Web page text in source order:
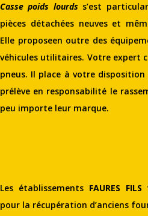
Casse poids lourdss’est
pièces détachées neuves et
Elle proposeen outre des
véhicules utilitaires. Votre expert
pneus. Il place à votre
prélève en responsabilité le
peu importe leur marque.
Les établissements FAURES FILS
pour la récupération d’anciens